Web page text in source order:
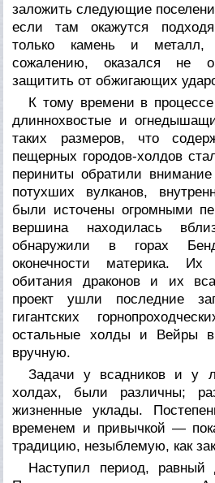
заложить следующие
если там окажутся
только камень и
сожалению, оказался не
защитить от обжигающих
К тому времени в
длиннохвостые и
таких размеров, что
пещерных городов-холдов
периниты обратили
потухших вулканов,
были источены огромными
вершина находилась
обнаружили в горах
оконечности материка.
обитания драконов и их
проект ушли последние
гигантских
остальные холды и Вейры
вручную.
Задачи у всадников и у
холдах, были различны;
жизненные уклады.
временем и привычкой —
традицию, незыблемую, как
Наступил период, равный